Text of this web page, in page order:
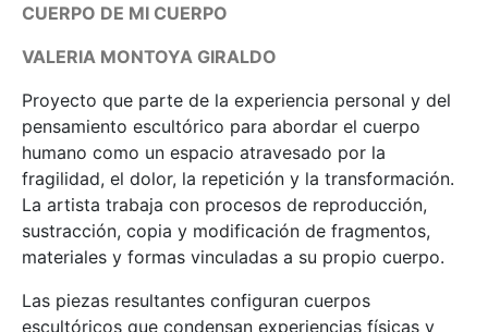
CUERPO DE MI CUERPO
VALERIA MONTOYA GIRALDO
Proyecto que parte de la experiencia personal y del
pensamiento escultórico para abordar el cuerpo
humano como un espacio atravesado por la
fragilidad, el dolor, la repetición y la transformación.
La artista trabaja con procesos de reproducción,
sustracción, copia y modificación de fragmentos,
materiales y formas vinculadas a su propio cuerpo.
Las piezas resultantes configuran cuerpos
escultóricos que condensan experiencias físicas y